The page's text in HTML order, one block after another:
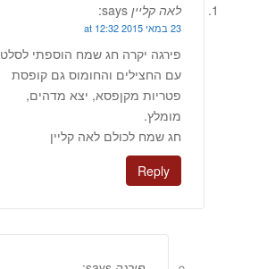
לאה קליין says:
23 במאי 2015 at 12:32
פירגה יקרה חג שמח הוספתי לסלט
עם החצילים והחומוס גם קופסת
פטריות מקןפסא, יצא מדהים,
מומלץ.
חג שמח לכולם לאה קליין
Reply